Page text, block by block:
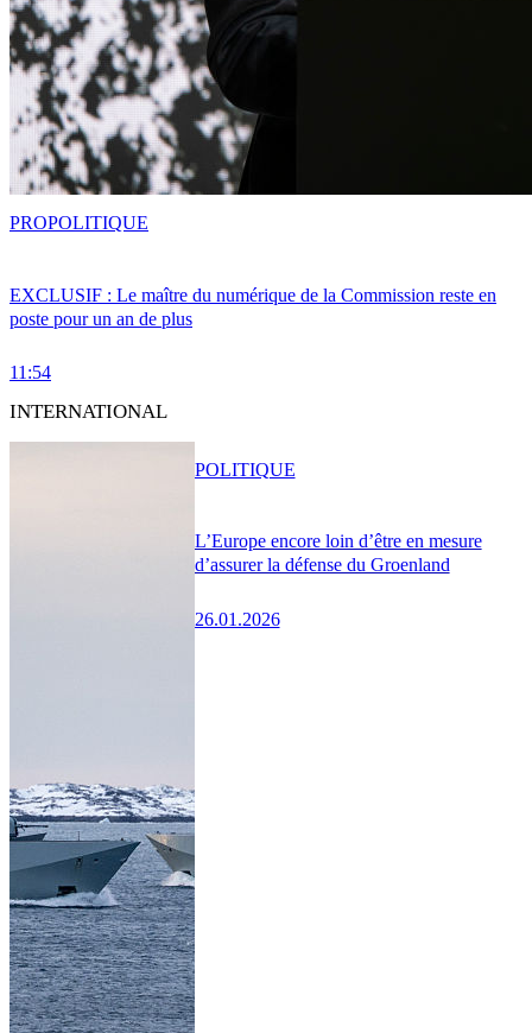
EXCLUSIF : Le maître du numérique de la Commission reste en
poste pour un an de plus
11:54
PROPOLITIQUE
INTERNATIONAL
L’Europe encore loin d’être en mesure
d’assurer la défense du Groenland
26.01.2026
POLITIQUE